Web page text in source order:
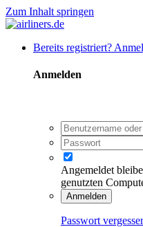
Zum Inhalt springen
Bereits registriert?
Anmelden
Angemeldet
genutzten
Anmelden
Passwort